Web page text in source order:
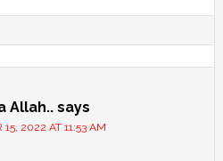
Allah.. says
15, 2022 AT 11:53 AM